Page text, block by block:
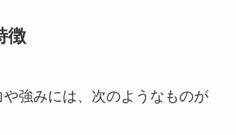
徴
や強みには、次のようなものが